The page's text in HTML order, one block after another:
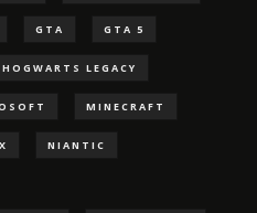
GTA GTA 5
HOGWARTS LEGACY
MINECRAFT
NIANTIC